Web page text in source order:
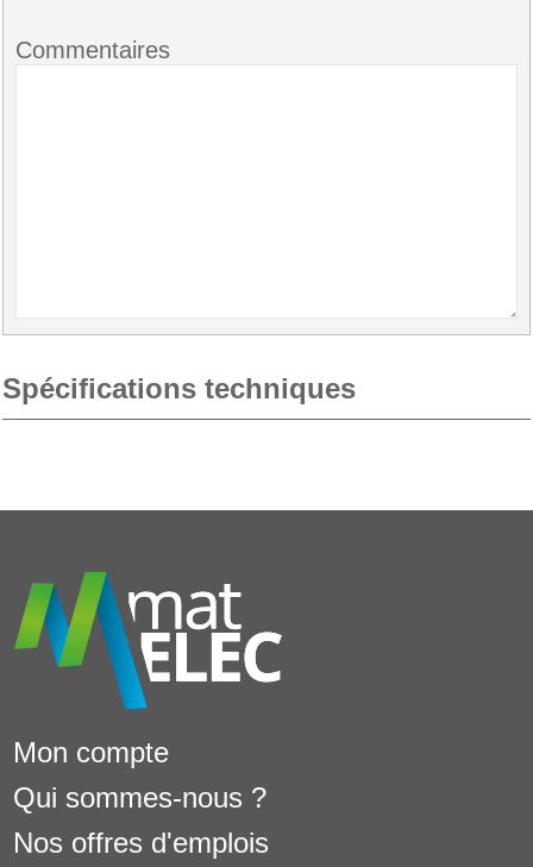
Commentaires
Spécifications techniques
Mon compte
Qui sommes-nous ?
Nos offres d'emplois